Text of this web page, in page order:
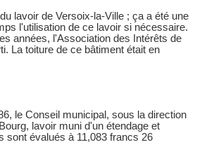
lavoir de Versoix-la-Ville ; ça a été une
l'utilisation de ce lavoir si nécessaire.
années, l'Association des Intérêts de
La toiture de ce bâtiment était en
le Conseil municipal, sous la direction
lavoir muni d'un étendage et
sont évalués à 11,083 francs 26